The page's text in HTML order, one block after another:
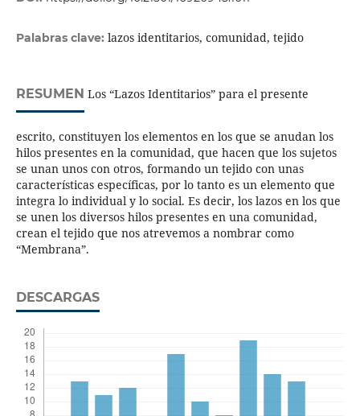
Palabras clave: lazos identitarios, comunidad, tejido
RESUMEN Los “Lazos Identitarios” para el presente
escrito, constituyen los elementos en los que se anudan los
hilos presentes en la comunidad, que hacen que los sujetos
se unan unos con otros, formando un tejido con unas
características específicas, por lo tanto es un elemento que
integra lo individual y lo social. Es decir, los lazos en los que
se unen los diversos hilos presentes en una comunidad,
crean el tejido que nos atrevemos a nombrar como
“Membrana”.
DESCARGAS